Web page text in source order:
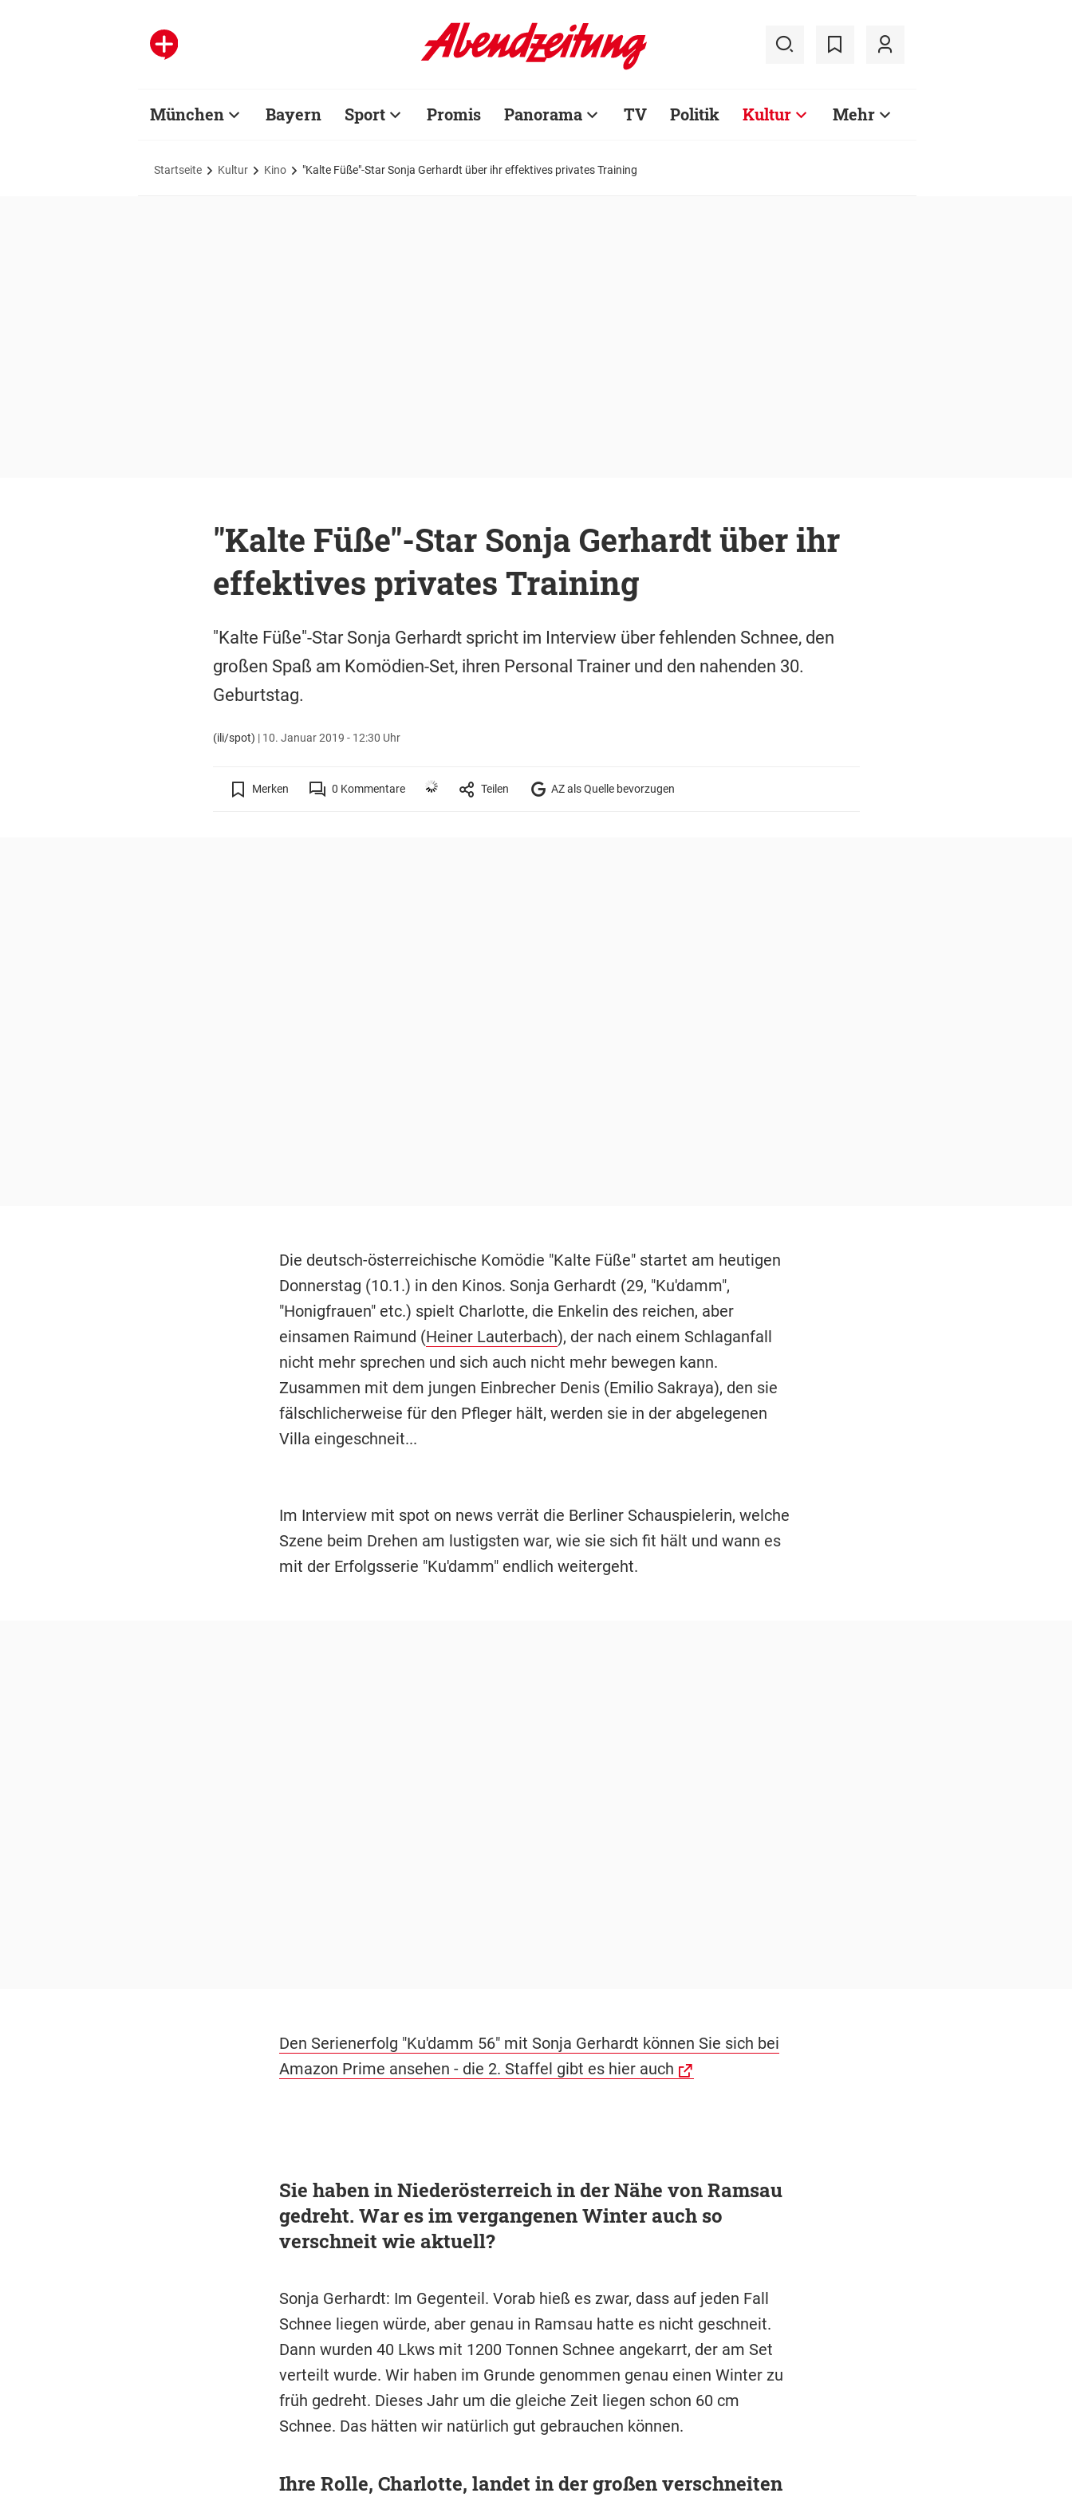
München Bayern Sport Promis Panorama TV Politik Kultur Mehr
Startseite Kultur Kino "Kalte Füße"-Star Sonja Gerhardt über ihr effektives privates Training
"Kalte Füße"-Star Sonja Gerhardt über ihr
effektives privates Training
"Kalte Füße"-Star Sonja Gerhardt spricht im Interview über fehlenden Schnee, den
großen Spaß am Komödien-Set, ihren Personal Trainer und den nahenden 30.
Geburtstag.
(ili/spot) | 10. Januar 2019 - 12:30 Uhr
Merken 0 Kommentare Teilen AZ als Quelle bevorzugen
Die deutsch-österreichische Komödie "Kalte Füße" startet am heutigen
Donnerstag (10.1.) in den Kinos. Sonja Gerhardt (29, "Ku'damm",
"Honigfrauen" etc.) spielt Charlotte, die Enkelin des reichen, aber
einsamen Raimund (Heiner Lauterbach), der nach einem Schlaganfall
nicht mehr sprechen und sich auch nicht mehr bewegen kann.
Zusammen mit dem jungen Einbrecher Denis (Emilio Sakraya), den sie
fälschlicherweise für den Pfleger hält, werden sie in der abgelegenen
Villa eingeschneit...
Im Interview mit spot on news verrät die Berliner Schauspielerin, welche
Szene beim Drehen am lustigsten war, wie sie sich fit hält und wann es
mit der Erfolgsserie "Ku'damm" endlich weitergeht.
Den Serienerfolg "Ku'damm 56" mit Sonja Gerhardt können Sie sich bei
Amazon Prime ansehen - die 2. Staffel gibt es hier auch
Sie haben in Niederösterreich in der Nähe von Ramsau
gedreht. War es im vergangenen Winter auch so
verschneit wie aktuell?
Sonja Gerhardt: Im Gegenteil. Vorab hieß es zwar, dass auf jeden Fall
Schnee liegen würde, aber genau in Ramsau hatte es nicht geschneit.
Dann wurden 40 Lkws mit 1200 Tonnen Schnee angekarrt, der am Set
verteilt wurde. Wir haben im Grunde genommen genau einen Winter zu
früh gedreht. Dieses Jahr um die gleiche Zeit liegen schon 60 cm
Schnee. Das hätten wir natürlich gut gebrauchen können.
Ihre Rolle, Charlotte, landet in der großen verschneiten